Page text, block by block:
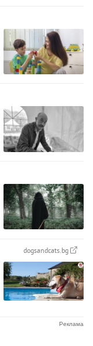
dogsandcats.bg